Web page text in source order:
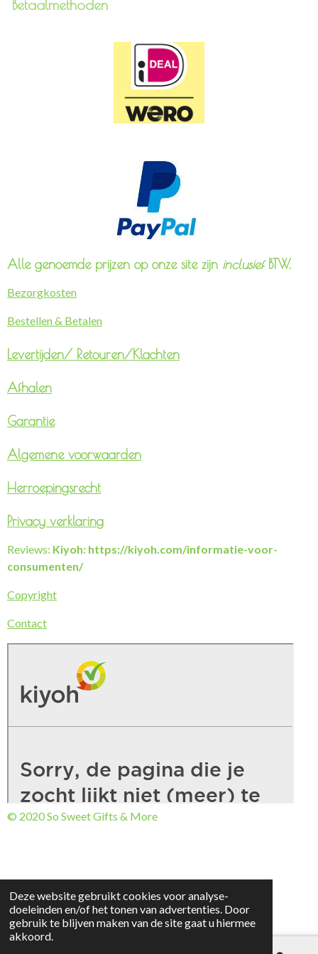
Deze website gebruikt cookies voor analyse-
doeleinden en/of het tonen van advertenties. Door
gebruik te blijven maken van de site gaat u hiermee
akkoord.
Betaalmethoden
Alle genoemde prijzen op onze site zijn inclusiefBTW.
Bezorgkosten
Bestellen & Betalen
Levertijden/ Retouren/Klachten
Afhalen
Garantie
Algemene voorwaarden
Herroepingsrecht
Privacy verklaring
Reviews: Kiyoh: https://kiyoh.com/informatie-voor-
consumenten/
Copyright
Contact
© 2020 So Sweet Gifts & More